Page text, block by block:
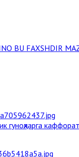
BU FAXSHDIR
гуноҳларга